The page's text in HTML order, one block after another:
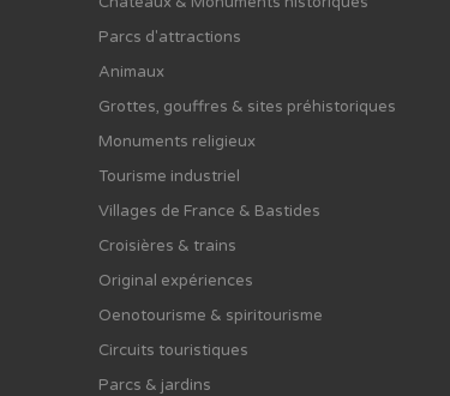
Parcs d'attractions
Animaux
Grottes, gouffres & sites préhistoriques
Monuments religieux
Tourisme industriel
Villages de France & Bastides
Croisières & trains
Original expériences
Oenotourisme & spiritourisme
Circuits touristiques
Parcs & jardins